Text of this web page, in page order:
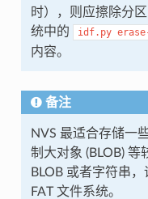
时），则应擦除分
统中的
idf.py
内容。
备注
NVS 最适合存储一
制大对象 (BLOB) 等
BLOB 或者字符串
FAT 文件系统。